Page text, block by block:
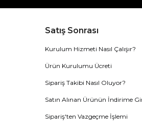
Satış Sonrası
Kurulum Hizmeti Nasıl Çalışır?
Ürün Kurulumu Ücreti
Sipariş Takibi Nasıl Oluyor?
Satın Alınan Ürünün İndirime
Sipariş'ten Vazgeçme İşlemi